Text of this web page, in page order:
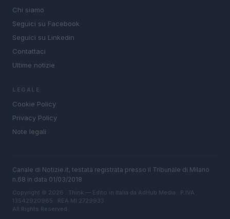
Chi siamo
Seguici su Facebook
Seguici su Linkedin
Contattaci
Ultime notizie
LEGALE
Cookie Policy
Privacy Policy
Note legali
Canale di Notizie.it, testata registrata presso il Tribunale di Milano
n.68 in data 01/03/2018
Copyright © 2026 · Think — Edito in Italia da AdHub Media · P.IVA
13542920965 · REA MI 2729933
All Rights Reserved